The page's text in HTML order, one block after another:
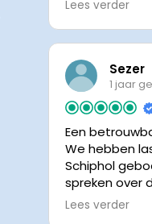
neemt de
staat.Altijd
mijn geval is
parkeren op
En dan hopen
schade heeft
aan.
Lees verder
Sezer
1 jaar
Een
We hebben
Schiphol
spreken over
vriendelijkheid
Lees verder